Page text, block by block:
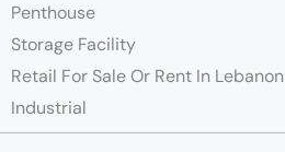
Penthouse
Storage Facility
Retail For Sale Or Rent In Lebanon
Industrial